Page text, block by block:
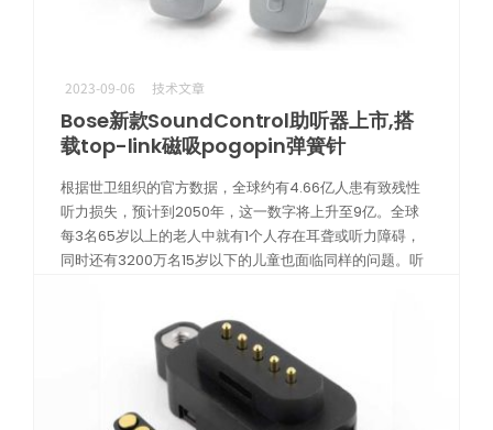
2023-09-06 技术文章
Bose新款SoundControl助听器上市,搭
载top-link磁吸pogopin弹簧针
根据世卫组织的官方数据，全球约有4.66亿人患有致残性
听力损失，预计到2050年，这一数字将上升至9亿。全球
每3名65岁以上的老人中就有1个人存在耳聋或听力障碍，
同时还有3200万名15岁以下的儿童也面临同样的问题。听